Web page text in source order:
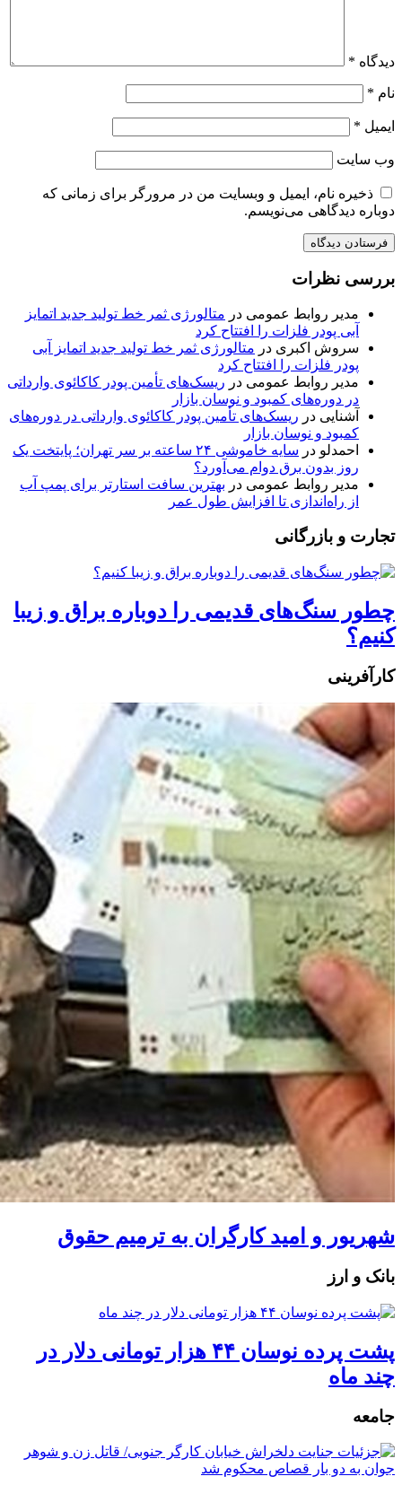
دیدگاه *
نام *
ایمیل *
وب‌ سایت
ذخیره نام، ایمیل و وبسایت من در مرورگر برای زمانی که
دوباره دیدگاهی می‌نویسم.
بررسی نظرات
مدیر روابط عمومی در متالورژی ثمر خط تولید جدید اتمایز
آبی پودر فلزات را افتتاح کرد
سروش اکبری در متالورژی ثمر خط تولید جدید اتمایز آبی
پودر فلزات را افتتاح کرد
مدیر روابط عمومی در ریسک‌های تأمین پودر کاکائوی وارداتی
در دوره‌های کمبود و نوسان بازار
آشنایی در ریسک‌های تأمین پودر کاکائوی وارداتی در دوره‌های
کمبود و نوسان بازار
احمدلو در
سایه خاموشی ۲۴ ساعته بر سر تهران؛ پایتخت یک
روز بدون برق دوام می‌آورد؟
مدیر روابط عمومی در بهترین سافت استارتر برای پمپ آب
از راه‌اندازی تا افزایش طول عمر
تجارت و بازرگانی
چطور سنگ‌های قدیمی را دوباره براق و زیبا
کنیم؟
کارآفرینی
شهریور و امید کارگران به ترمیم حقوق
بانک و ارز
پشت پرده نوسان ۴۴ هزار تومانی دلار در
چند ماه
جامعه